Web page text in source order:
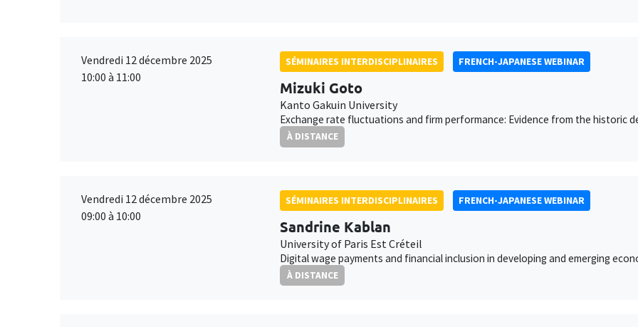
Vendredi 12 décembre 2025
10:00 à 11:00
SÉMINAIRES INTERDISCIPLINAIRES FRENCH-JAPANESE WEBINAR
Mizuki Goto
Kanto Gakuin University
Exchange rate fluctuations and firm performance: Evidence from the historic
À DISTANCE
Vendredi 12 décembre 2025
09:00 à 10:00
SÉMINAIRES INTERDISCIPLINAIRES FRENCH-JAPANESE WEBINAR
Sandrine Kablan
University of Paris Est Créteil
Digital wage payments and financial inclusion in developing and emerging
À DISTANCE